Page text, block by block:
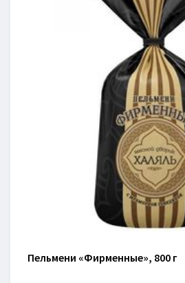
Пельмени «Фирменные», 800 г